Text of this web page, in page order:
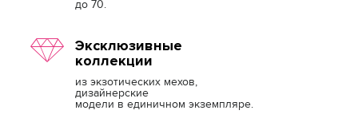
до 70.
Эксклюзивные
коллекции
из экзотических мехов,
дизайнерские
модели в единичном экземпляре.